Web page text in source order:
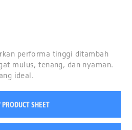
performa tinggi ditambah
mulus, tenang, dan nyaman.
ideal.
SHEET